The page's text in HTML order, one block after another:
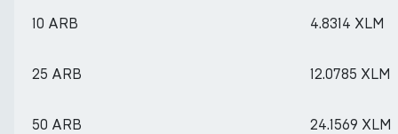
10 ARB 4.8314 XLM
25 ARB 12.0785 XLM
50 ARB 24.1569 XLM